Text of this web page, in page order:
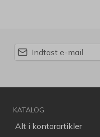
KATALOG
Alt i kontorartikler